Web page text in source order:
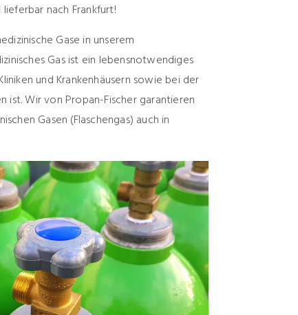
nach Frankfurt!
Gase in unserem
Gas ist ein lebensnotwendiges
und Krankenhäusern sowie bei der
ist. Wir von Propan-Fischer garantieren
Gasen (Flaschengas) auch in